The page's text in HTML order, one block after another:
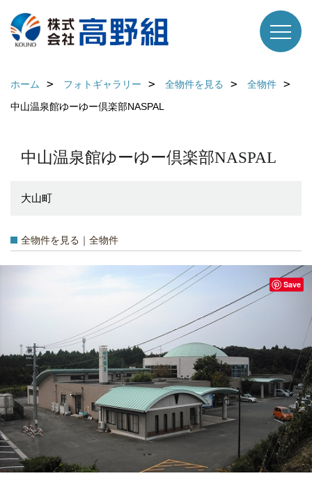
ホーム フォトギャラリー 全物件を見る
全物件
中山温泉館ゆーゆー倶楽部NASPAL
中山温泉館ゆーゆー倶楽部NASPAL
大山町
全物件を見る｜全物件
Save